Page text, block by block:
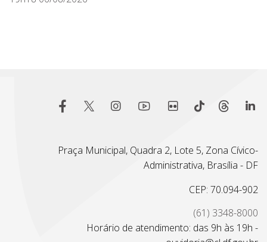
Praça Municipal, Quadra 2, Lote 5, Zona Cívico-
Administrativa, Brasília - DF
CEP: 70.094-902
(61) 3348-8000
Horário de atendimento: das 9h às 19h -